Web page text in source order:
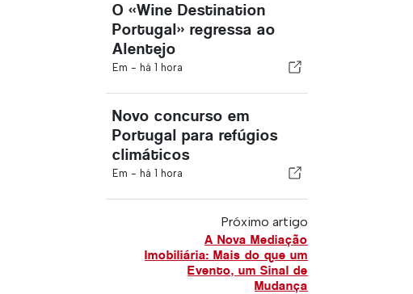
O «Wine Destination
Portugal» regressa ao
Alentejo
Em - há 1 hora
Novo concurso em
Portugal para refúgios
climáticos
Em - há 1 hora
Próximo artigo
A Nova Mediação
Imobiliária: Mais do que um
Evento, um Sinal de
Mudança